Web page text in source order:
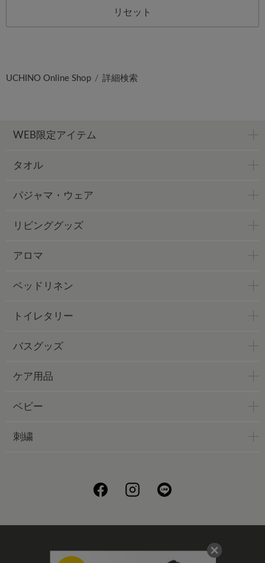
リセット
UCHINO Online Shop 詳細検索
WEB限定アイテム
タオル
パジャマ・ウェア
リビンググッズ
アロマ
ベッドリネン
トイレタリー
バスグッズ
ケア用品
ベビー
刺繍